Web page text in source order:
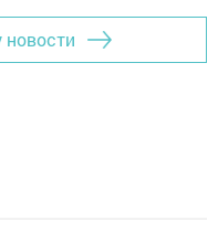
новости